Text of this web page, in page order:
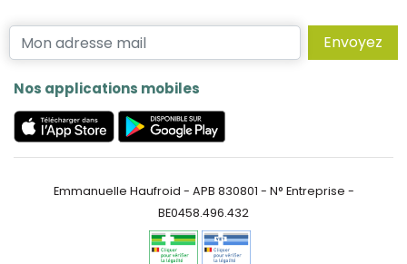
Envoyez
Nos applications mobiles
Emmanuelle Haufroid - APB 830801 - N° Entreprise -
BE0458.496.432